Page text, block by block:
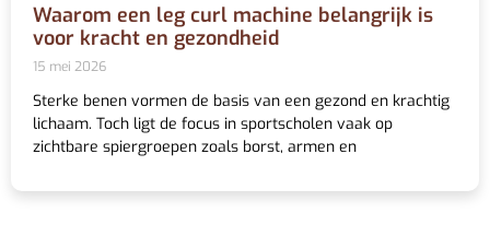
Waarom een leg curl machine belangrijk is
voor kracht en gezondheid
15 mei 2026
Sterke benen vormen de basis van een gezond en krachtig
lichaam. Toch ligt de focus in sportscholen vaak op
zichtbare spiergroepen zoals borst, armen en